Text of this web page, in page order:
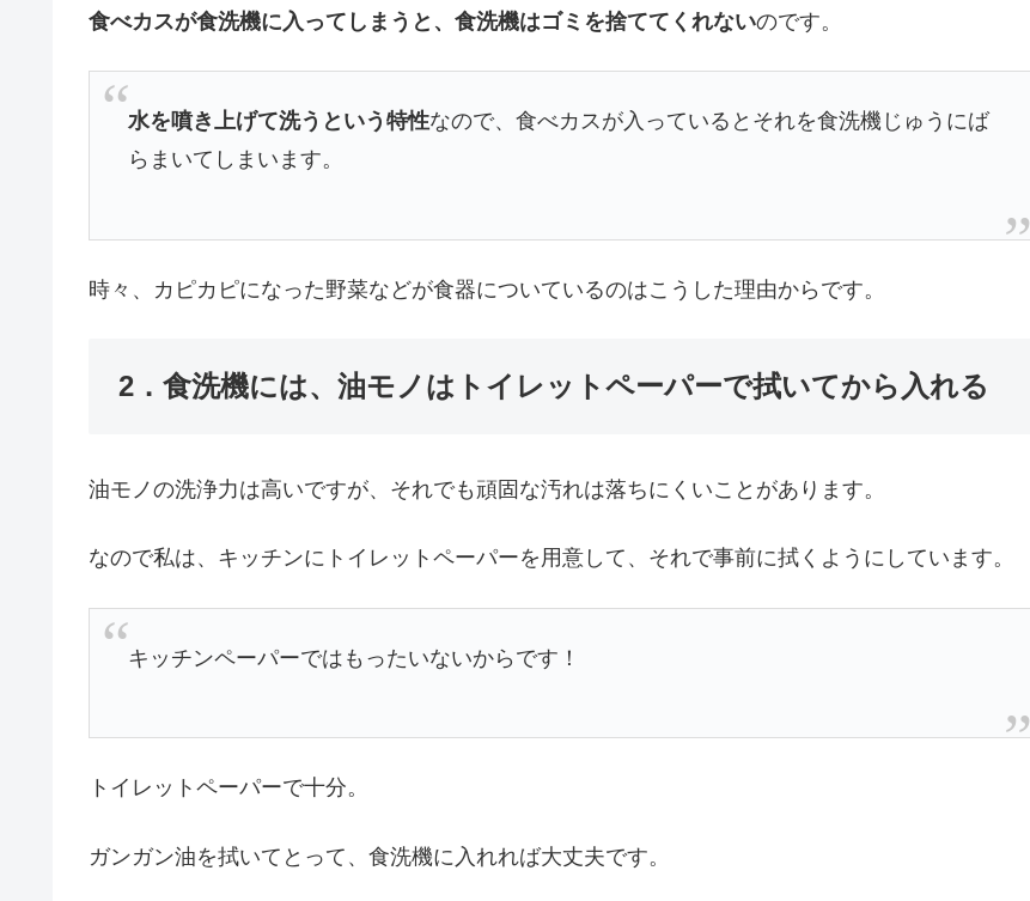
食べカスが食洗機に入ってしまうと、食洗機はゴミを捨ててくれないのです。
水を噴き上げて洗うという特性なので、食べカスが入っているとそれを食洗機じゅうにば
らまいてしまいます。
時々、カピカピになった野菜などが食器についているのはこうした理由からです。
2．食洗機には、油モノはトイレットペーパーで拭いてから入れる
油モノの洗浄力は高いですが、それでも頑固な汚れは落ちにくいことがあります。
なので私は、キッチンにトイレットペーパーを用意して、それで事前に拭くようにしています。
キッチンペーパーではもったいないからです！
トイレットペーパーで十分。
ガンガン油を拭いてとって、食洗機に入れれば大丈夫です。